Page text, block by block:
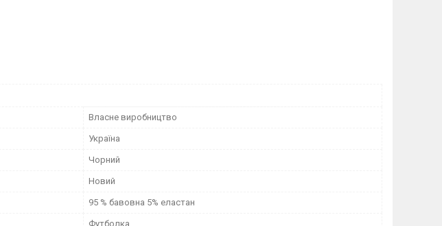
Власне виробництво
Україна
Чорний
Новий
95 % бавовна 5% еластан
Футболка